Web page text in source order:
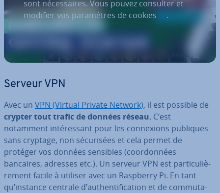
sont nécessaires. Vous pouvez consulter et
modifier vos paramètres de cookies ici.
Serveur VPN
Avec un VPN (Virtual Private Network), il est possible de
crypter tout trafic de données réseau. C’est
notamment in­té­res­sant pour les con­nexions publiques
sans cryptage, non sé­cu­ri­sées et cela permet de
protéger vos données sensibles (coor­don­nées
bancaires, adresses etc.). Un serveur VPN est par­ti­cu­liè­
re­ment facile à utiliser avec un Raspberry Pi. En tant
qu’instance centrale d’au­then­ti­fi­ca­tion et de com­mu­ta­